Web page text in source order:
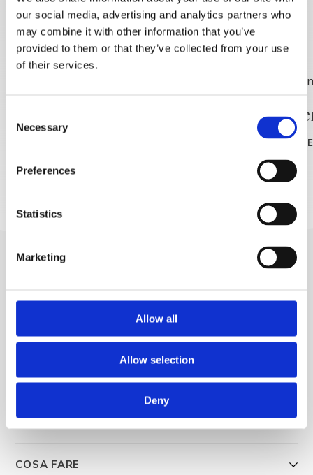
our social media, advertising and analytics partners who
may combine it with other information that you’ve
provided to them or that they’ve collected from your use
of their services.
Selection
Necessary
Preferences
Statistics
Marketing
Allow all
Allow selection
Deny
DISCOVER MORE
gratis
READ MORE
🎥
READ MORE
Trg Alojzija Stepinca 10, 21322 Brela
+385 21 618 455
info@brela.hr
COSA FARE